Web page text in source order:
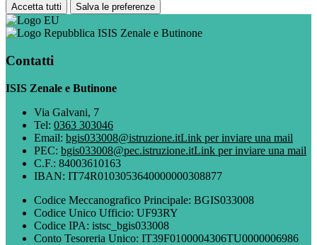
Accetta tutti Salva le preferenze
ISIS Zenale e Butinone
Contatti
ISIS Zenale e Butinone
Via Galvani, 7
Tel: 0363 303046
Email: bgis033008@istruzione.itLink per inviare una mail
PEC: bgis033008@pec.istruzione.itLink per inviare una mail
C.F.: 84003610163
IBAN: IT74R0103053640000000308877
Codice Meccanografico Principale: BGIS033008
Codice Unico Ufficio: UF93RY
Codice IPA: istsc_bgis033008
Conto Tesoreria Unico: IT39F0100004306TU0000006986